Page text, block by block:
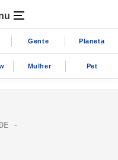
Gente Planeta
Mulher Pet